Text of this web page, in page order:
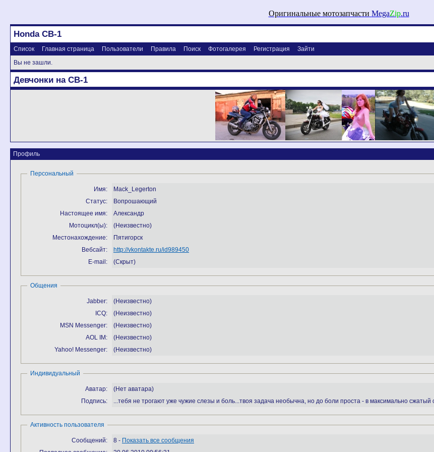
Оригинальные мотозапчасти MegaZip.ru
Honda CB-1
Список Главная страница Пользователи Правила Поиск Фотогалерея Регистрация
Зайти
Вы не зашли.
Девчонки на CB-1
Профиль
Персональный
Имя:
Mack_Legerton
Статус:
Вопрошающий
Настоящее имя:
Александр
Мотоцикл(ы):
(Неизвестно)
Местонахождение:
Пятигорск
Вебсайт:
http://vkontakte.ru/id989450
E-mail:
(Скрыт)
Общения
Jabber:
(Неизвестно)
ICQ:
(Неизвестно)
MSN Messenger:
(Неизвестно)
AOL IM:
(Неизвестно)
Yahoo! Messenger:
(Неизвестно)
Индивидуальный
Аватар:
(Нет аватара)
Подпись:
...тебя не трогают уже чужие слезы и боль...твоя задача необычна, но до боли проста - в максимально сжатый
Активность пользователя
Сообщений: 8 - Показать все сообщения